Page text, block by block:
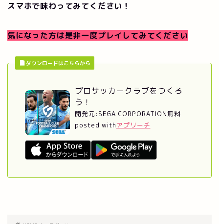
スマホで味わってみてください！
気になった方は是非一度プレイしてみてください
ダウンロードはこちらから
プロサッカークラブをつくろ
う！
開発元: SEGA CORPORATION無料
posted with アプリーチ